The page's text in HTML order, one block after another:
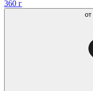
360 г
от